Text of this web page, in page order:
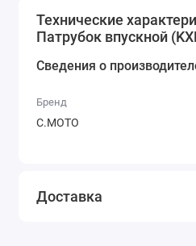
Технические
Патрубок впускной
Сведения о
Бренд
С.МОТО
Доставка